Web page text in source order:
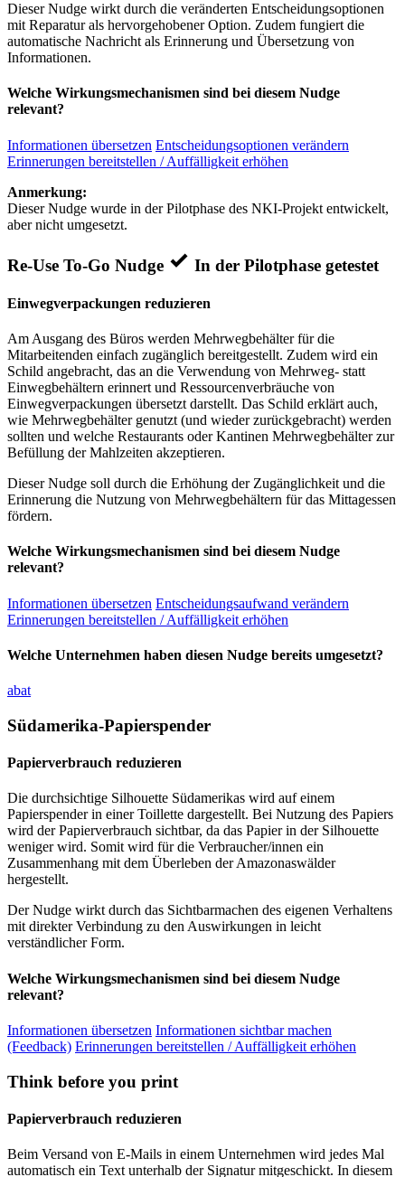
Dieser Nudge wirkt durch die veränderten Entscheidungsoptionen
mit Reparatur als hervorgehobener Option. Zudem fungiert die
automatische Nachricht als Erinnerung und Übersetzung von
Informationen.
Welche Wirkungsmechanismen sind bei diesem Nudge
relevant?
Informationen übersetzen Entscheidungsoptionen verändern
Erinnerungen bereitstellen / Auffälligkeit erhöhen
Anmerkung:
Dieser Nudge wurde in der Pilotphase des NKI-Projekt entwickelt,
aber nicht umgesetzt.
Re-Use To-Go Nudge In der Pilotphase getestet
Einwegverpackungen reduzieren
Am Ausgang des Büros werden Mehrwegbehälter für die
Mitarbeitenden einfach zugänglich bereitgestellt. Zudem wird ein
Schild angebracht, das an die Verwendung von Mehrweg- statt
Einwegbehältern erinnert und Ressourcenverbräuche von
Einwegverpackungen übersetzt darstellt. Das Schild erklärt auch,
wie Mehrwegbehälter genutzt (und wieder zurückgebracht) werden
sollten und welche Restaurants oder Kantinen Mehrwegbehälter zur
Befüllung der Mahlzeiten akzeptieren.
Dieser Nudge soll durch die Erhöhung der Zugänglichkeit und die
Erinnerung die Nutzung von Mehrwegbehältern für das Mittagessen
fördern.
Welche Wirkungsmechanismen sind bei diesem Nudge
relevant?
Informationen übersetzen Entscheidungsaufwand verändern
Erinnerungen bereitstellen / Auffälligkeit erhöhen
Welche Unternehmen haben diesen Nudge bereits umgesetzt?
abat
Südamerika-Papierspender
Papierverbrauch reduzieren
Die durchsichtige Silhouette Südamerikas wird auf einem
Papierspender in einer Toillette dargestellt. Bei Nutzung des Papiers
wird der Papierverbrauch sichtbar, da das Papier in der Silhouette
weniger wird. Somit wird für die Verbraucher/innen ein
Zusammenhang mit dem Überleben der Amazonaswälder
hergestellt.
Der Nudge wirkt durch das Sichtbarmachen des eigenen Verhaltens
mit direkter Verbindung zu den Auswirkungen in leicht
verständlicher Form.
Welche Wirkungsmechanismen sind bei diesem Nudge
relevant?
Informationen übersetzen Informationen sichtbar machen
(Feedback) Erinnerungen bereitstellen / Auffälligkeit erhöhen
Think before you print
Papierverbrauch reduzieren
Beim Versand von E-Mails in einem Unternehmen wird jedes Mal
automatisch ein Text unterhalb der Signatur mitgeschickt. In diesem